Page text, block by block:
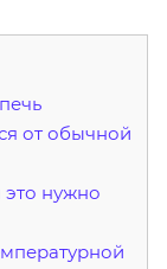
от обычной
это нужно